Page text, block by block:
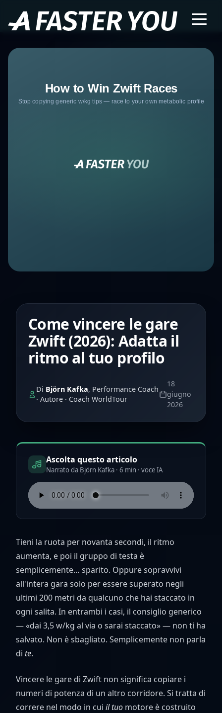
Come vincere le gare
Zwift (2026): Adatta il
ritmo al tuo profilo
Di Björn Kafka, Performance Coach
· Autore · Coach WorldTour
18
giugno
2026
Ascolta questo articolo
Narrato da Björn Kafka · 6 min · voce IA
Tieni la ruota per novanta secondi, il ritmo
aumenta, e poi il gruppo di testa è
semplicemente… sparito. Oppure sopravvivi
all'intera gara solo per essere superato negli
ultimi 200 metri da qualcuno che hai staccato in
ogni salita. In entrambi i casi, il consiglio generico
— «dai 3,5 w/kg al via o sarai staccato» — non ti ha
salvato. Non è sbagliato. Semplicemente non parla
di te.
Vincere le gare di Zwift non significa copiare i
numeri di potenza di un altro corridore. Si tratta di
correre nel modo in cui il tuo motore è costruito